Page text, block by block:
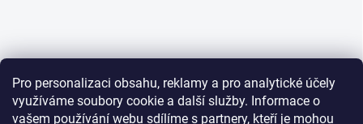
Pro personalizaci obsahu, reklamy a pro analytické účely
využíváme soubory cookie a další služby. Informace o
vašem používání webu sdílíme s partnery, kteří je mohou